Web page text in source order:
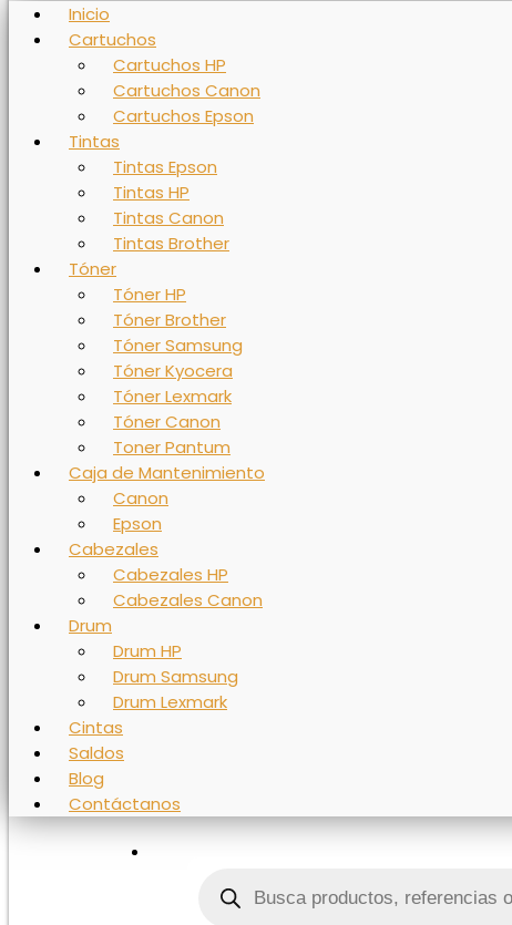
Inicio
Cartuchos
Cartuchos HP
Cartuchos Canon
Cartuchos Epson
Tintas
Tintas Epson
Tintas HP
Tintas Canon
Tintas Brother
Tóner
Tóner HP
Tóner Brother
Tóner Samsung
Tóner Kyocera
Tóner Lexmark
Tóner Canon
Toner Pantum
Caja de Mantenimiento
Canon
Epson
Cabezales
Cabezales HP
Cabezales Canon
Drum
Drum HP
Drum Samsung
Drum Lexmark
Cintas
Saldos
Blog
Contáctanos
productos